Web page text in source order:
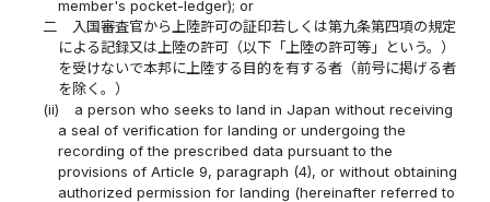
member's pocket-ledger); or
二
入国審査官から上陸許可の証印若しくは第九条第四項の規定
による記録又は上陸の許可（以下「上陸の許可等」という。）
を受けないで本邦に上陸する目的を有する者（前号に掲げる者
を除く。）
(ii)
a person who seeks to land in Japan without receiving
a seal of verification for landing or undergoing the
recording of the prescribed data pursuant to the
provisions of Article 9, paragraph (4), or without obtaining
authorized permission for landing (hereinafter referred to